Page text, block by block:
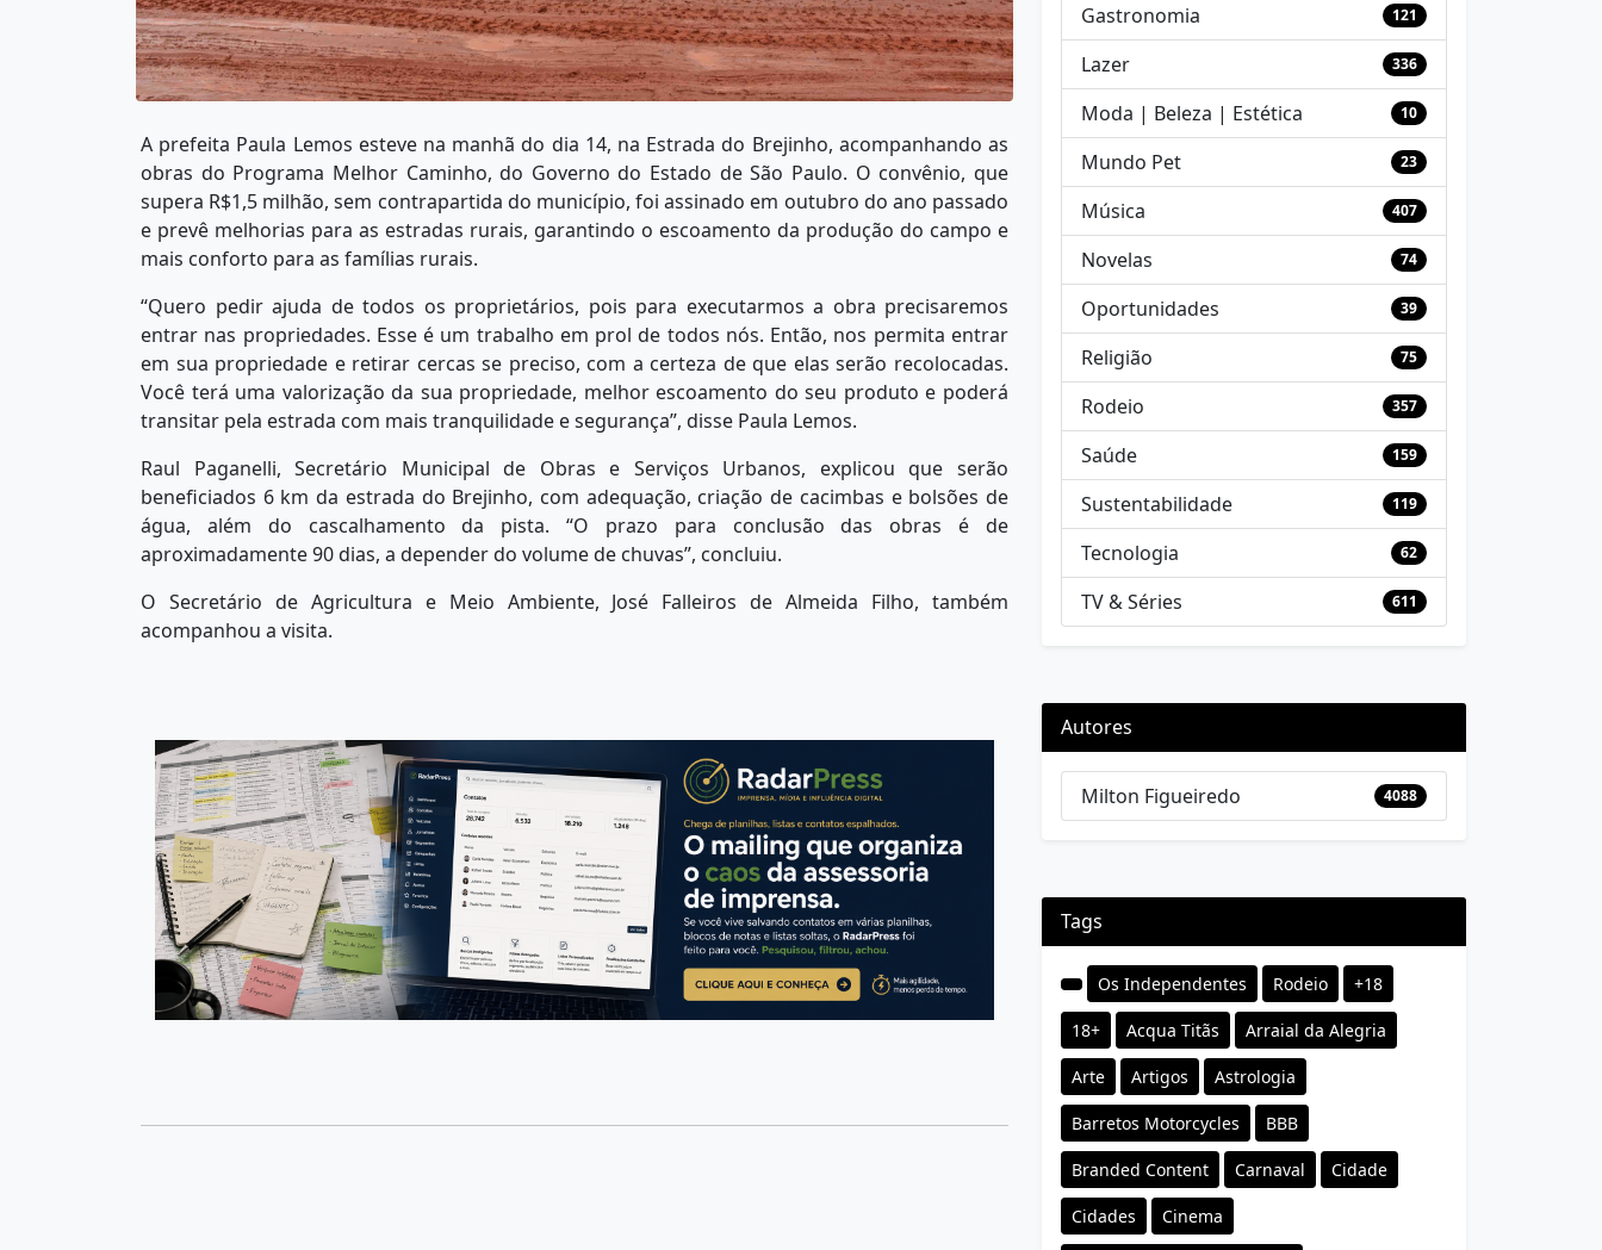
A prefeita Paula Lemos esteve na manhã do dia 14, na Estrada do Brejinho, acompanhando as
obras do Programa Melhor Caminho, do Governo do Estado de São Paulo. O convênio, que
supera R$1,5 milhão, sem contrapartida do município, foi assinado em outubro do ano passado
e prevê melhorias para as estradas rurais, garantindo o escoamento da produção do campo e
mais conforto para as famílias rurais.
“Quero pedir ajuda de todos os proprietários, pois para executarmos a obra precisaremos
entrar nas propriedades. Esse é um trabalho em prol de todos nós. Então, nos permita entrar
em sua propriedade e retirar cercas se preciso, com a certeza de que elas serão recolocadas.
Você terá uma valorização da sua propriedade, melhor escoamento do seu produto e poderá
transitar pela estrada com mais tranquilidade e segurança”, disse Paula Lemos.
Raul Paganelli, Secretário Municipal de Obras e Serviços Urbanos, explicou que serão
beneficiados 6 km da estrada do Brejinho, com adequação, criação de cacimbas e bolsões de
água, além do cascalhamento da pista. “O prazo para conclusão das obras é de
aproximadamente 90 dias, a depender do volume de chuvas”, concluiu.
O Secretário de Agricultura e Meio Ambiente, José Falleiros de Almeida Filho, também
acompanhou a visita.
Gastronomia 121
Lazer 336
Moda | Beleza | Estética 10
Mundo Pet 23
Música 407
Novelas 74
Oportunidades 39
Religião 75
Rodeio 357
Saúde 159
Sustentabilidade 119
Tecnologia 62
TV & Séries 611
Autores
Milton Figueiredo 4088
Tags
Os Independentes Rodeio +18
18+ Acqua Titãs Arraial da Alegria
Arte Artigos Astrologia
Barretos Motorcycles BBB
Branded Content Carnaval Cidade
Cidades Cinema